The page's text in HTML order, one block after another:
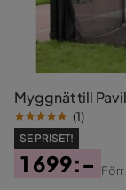
Myggnät till
(1)
SE PRISET!
1 699:-
Förr